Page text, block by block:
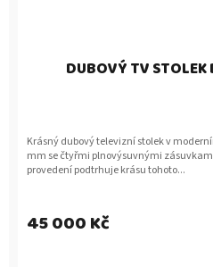
DUBOVÝ TV STOLEK
45 000 Kč
Krásný dubový televizní stolek v
mm se čtyřmi plnovýsuvnými
provedení podtrhuje krásu tohoto...